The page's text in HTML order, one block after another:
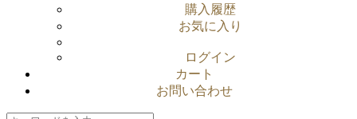
購入履歴
お気に入り
ログイン
カート
お問い合わせ